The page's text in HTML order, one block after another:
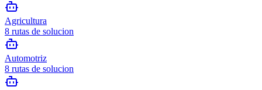
Agricultura
8 rutas de solucion
Automotriz
8 rutas de solucion